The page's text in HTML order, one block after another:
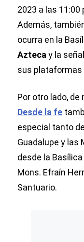
2023 a las 11:00
Además,
ocurra en la
Azteca y la
sus plataformas
Por otro lado, de
Desde la fe
especial tanto
Guadalupe y las
desde la
Mons. Efraín
Santuario.